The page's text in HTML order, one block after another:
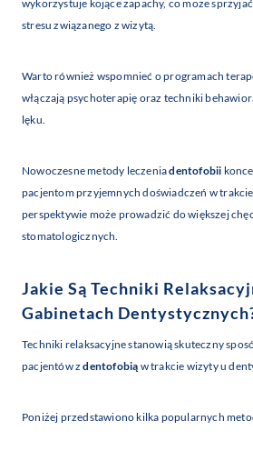
wykorzystuje kojące zapachy, co może
stresu związanego z wizytą.
Warto również wspomnieć o programach
włączają psychoterapię oraz techniki
lęku.
Nowoczesne metody leczeniadentofobii
pacjentom przyjemnych doświadczeń w
perspektywie może prowadzić do większej
stomatologicznych.
Jakie Są Techniki
Gabinetach
Techniki relaksacyjne stanowią skuteczny
pacjentów zdentofobią w trakcie wizyty u
Poniżej przedstawiono kilka popularnych